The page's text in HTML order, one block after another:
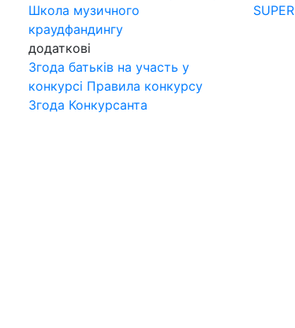
Школа музичного
краудфандингу
додаткові
Згода батьків на участь у
конкурсі Правила конкурсу
Згода Конкурсанта